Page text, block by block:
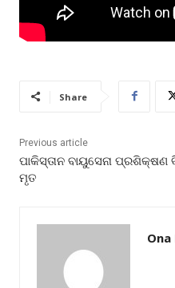
Share
Previous article
ପାକିସ୍ତାନ ବାୟୁସେନା ପ୍ରଶିକ୍ଷଣ
ମୃତ